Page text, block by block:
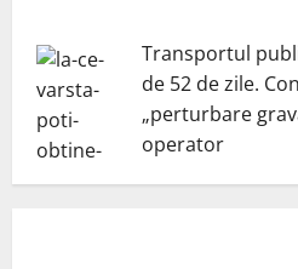
Transportul
de 52 de zile.
„perturbare
operator